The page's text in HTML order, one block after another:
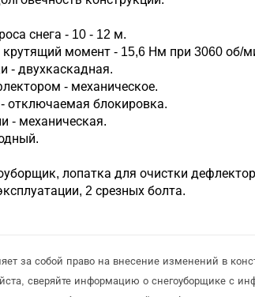
снега - 10 - 12 м.
момент - 15,6 Нм при 3060 об/
- двухкаскадная.
- механическое.
отключаемая блокировка.
- механическая.
лопатка для очистки
2 срезных болта.
за собой право на внесение изменений в
сверяйте информацию о снегоуборщике с